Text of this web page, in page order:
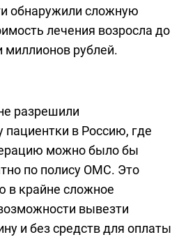
обнаружили сложную
лечения возросла до
миллионов рублей.
разрешили
пациентки в Россию, где
можно было бы
по полису ОМС. Это
в крайне сложное
вывезти
и без средств для оплаты